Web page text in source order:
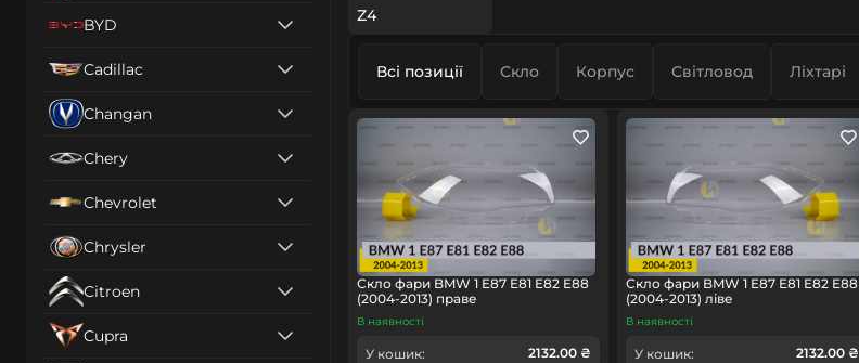
BYD
Cadillac
Changan
Chery
Chevrolet
Chrysler
Citroen
Cupra
Z4
Всі позиції Скло Корпус Світловод Ліхтарі
Скло фари BMW 1 E87 E81 E82 E88
(2004-2013) праве
В наявності
У кошик: 2132.00 ₴
Скло фари BMW 1 E87 E81 E82 E88
(2004-2013) ліве
В наявності
У кошик: 2132.00 ₴